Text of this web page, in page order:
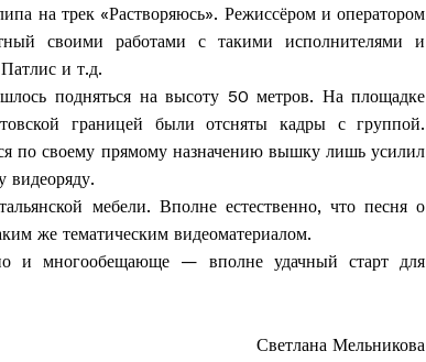
на трек «Растворяюсь». Режиссёром и оператором
своими работами с такими исполнителями и
и т.д.
подняться на высоту 50 метров. На площадке
границей были отсняты кадры с группой.
по своему прямому назначению вышку лишь усилил
видеоряду.
мебели. Вполне естественно, что песня о
же тематическим видеоматериалом.
и многообещающе — вполне удачный старт для
Светлана Мельникова